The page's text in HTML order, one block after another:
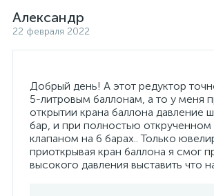
Александр
22 февраля 2022
Добрый день! А этот редуктор
5-литровым баллонам, а то у меня
открытии крана баллона давление
бар, и при полностью открученном
клапаном на 6 барах.. Только
приоткрывая кран баллона я смог
высокого давления выставить что